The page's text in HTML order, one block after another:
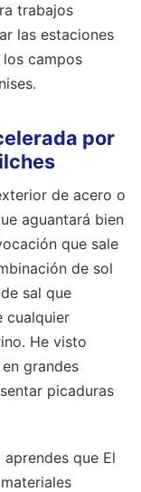
trabajos
las estaciones
campos
por
de acero o
aguantará bien
que sale
de sol
sal que
cualquier
He visto
grandes
picaduras
que El